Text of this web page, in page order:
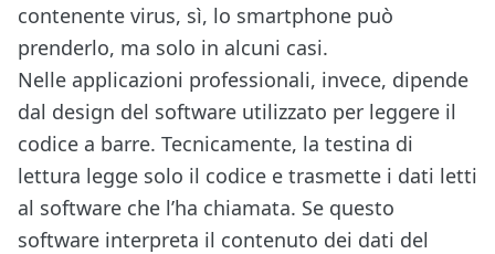
contenente virus, sì, lo smartphone può
prenderlo, ma solo in alcuni casi.
Nelle applicazioni professionali, invece, dipende
dal design del software utilizzato per leggere il
codice a barre. Tecnicamente, la testina di
lettura legge solo il codice e trasmette i dati letti
al software che l’ha chiamata. Se questo
software interpreta il contenuto dei dati del